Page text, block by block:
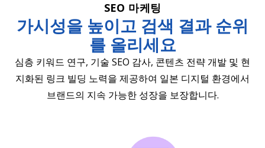
SEO 마케팅
가시성을 높이고 검색 결과 순위
를 올리세요
심층 키워드 연구, 기술 SEO 감사, 콘텐츠 전략 개발 및 현
지화된 링크 빌딩 노력을 제공하여 일본 디지털 환경에서
브랜드의 지속 가능한 성장을 보장합니다.